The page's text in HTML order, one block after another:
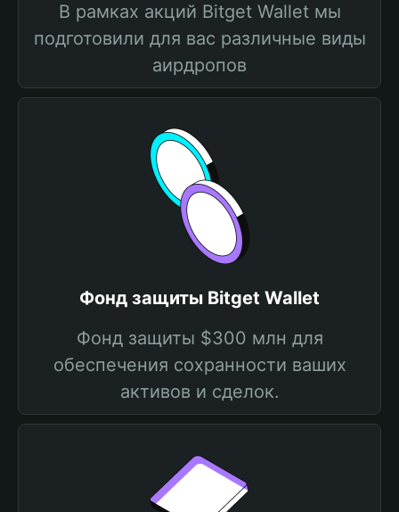
В рамках акций Bitget Wallet мы
подготовили для вас различные виды
аирдропов
Фонд защиты Bitget Wallet
Фонд защиты $300 млн для
обеспечения сохранности ваших
активов и сделок.